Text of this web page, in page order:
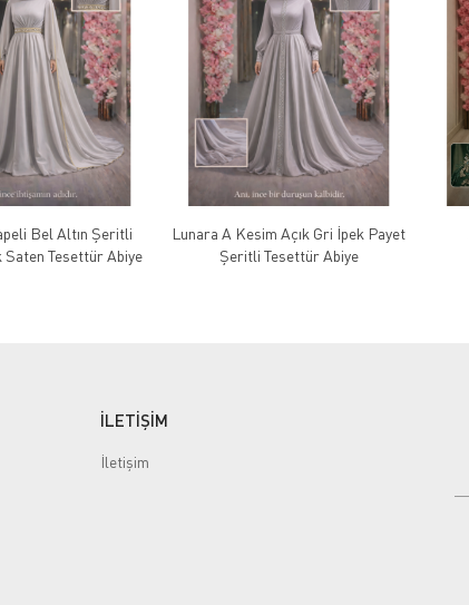
Bel Altın Şeritli
Saten Tesettür Abiye
Lunara A Kesim Açık Gri İpek Payet
Şeritli Tesettür Abiye
İLETİŞİM
İletişim